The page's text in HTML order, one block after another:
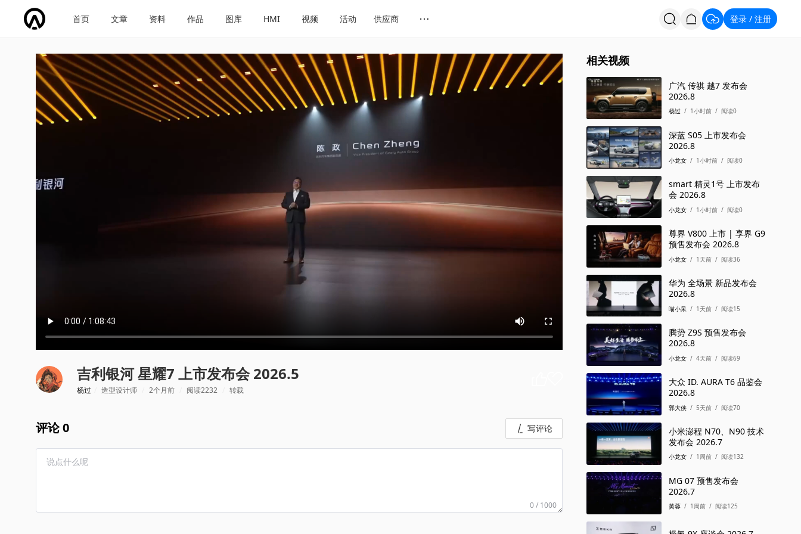
首页 文章 资料 作品 图库 HMI 视频 活动 供应商 登录 / 注册
吉利银河 星耀7 上市发布会 2026.5
杨过 造型设计师 2个月前 阅读2232 转载
评论 0 写评论
0 / 1000
相关视频
广汽 传祺 越7 发布会
2026.8
杨过 / 1小时前 / 阅读0
深蓝 S05 上市发布会
2026.8
小龙女 / 1小时前 / 阅读0
smart 精灵1号 上市发布
会 2026.8
小龙女 / 1小时前 / 阅读0
尊界 V800 上市 | 享界 G9
预售发布会 2026.8
小龙女 / 1天前 / 阅读36
华为 全场景 新品发布会
2026.8
喵小呆 / 1天前 / 阅读15
腾势 Z9S 预售发布会
2026.8
小龙女 / 4天前 / 阅读69
大众 ID. AURA T6 品鉴会
2026.8
郭大侠 / 5天前 / 阅读70
小米澎程 N70、N90 技术
发布会 2026.7
小龙女 / 1周前 / 阅读132
MG 07 预售发布会
2026.7
黄蓉 / 1周前 / 阅读125